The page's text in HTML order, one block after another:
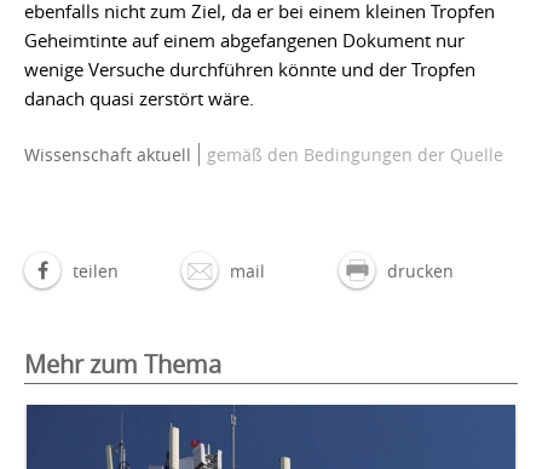
ebenfalls nicht zum Ziel, da er bei einem kleinen Tropfen
Geheimtinte auf einem abgefangenen Dokument nur
wenige Versuche durchführen könnte und der Tropfen
danach quasi zerstört wäre.
Wissenschaft aktuell gemäß den Bedingungen der Quelle
teilen mail drucken
Mehr zum Thema